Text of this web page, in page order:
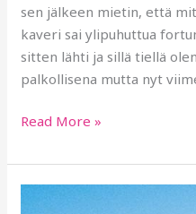
sen jälkeen mietin, että
kaveri sai ylipuhuttua
sitten lähti ja sillä tiellä
palkollisena mutta nyt
Read More »
Erikoisuuksien